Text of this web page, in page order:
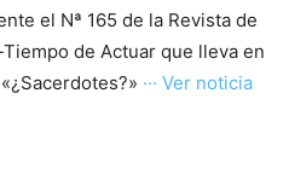
el Nª 165 de la Revista de
de Actuar que lleva en
··· Ver noticia